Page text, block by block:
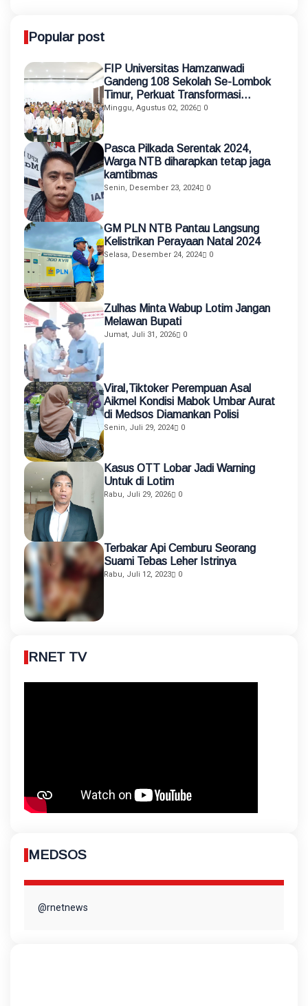
Popular post
FIP Universitas Hamzanwadi
Gandeng 108 Sekolah Se-Lombok
Timur, Perkuat Transformasi
Pendidikan melalui Asistensi
Minggu, Agustus 02, 2026 0
Pasca Pilkada Serentak 2024,
Warga NTB diharapkan tetap jaga
kamtibmas
Senin, Desember 23, 2024 0
GM PLN NTB Pantau Langsung
Kelistrikan Perayaan Natal 2024
Selasa, Desember 24, 2024 0
Zulhas Minta Wabup Lotim Jangan
Melawan Bupati
Jumat, Juli 31, 2026 0
Viral,Tiktoker Perempuan Asal
Aikmel Kondisi Mabok Umbar Aurat
di Medsos Diamankan Polisi
Senin, Juli 29, 2024 0
Kasus OTT Lobar Jadi Warning
Untuk di Lotim
Rabu, Juli 29, 2026 0
Terbakar Api Cemburu Seorang
Suami Tebas Leher Istrinya
Rabu, Juli 12, 2023 0
RNET TV
MEDSOS
@rnetnews